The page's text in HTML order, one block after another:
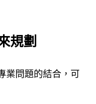
規劃
業問題的結合，可